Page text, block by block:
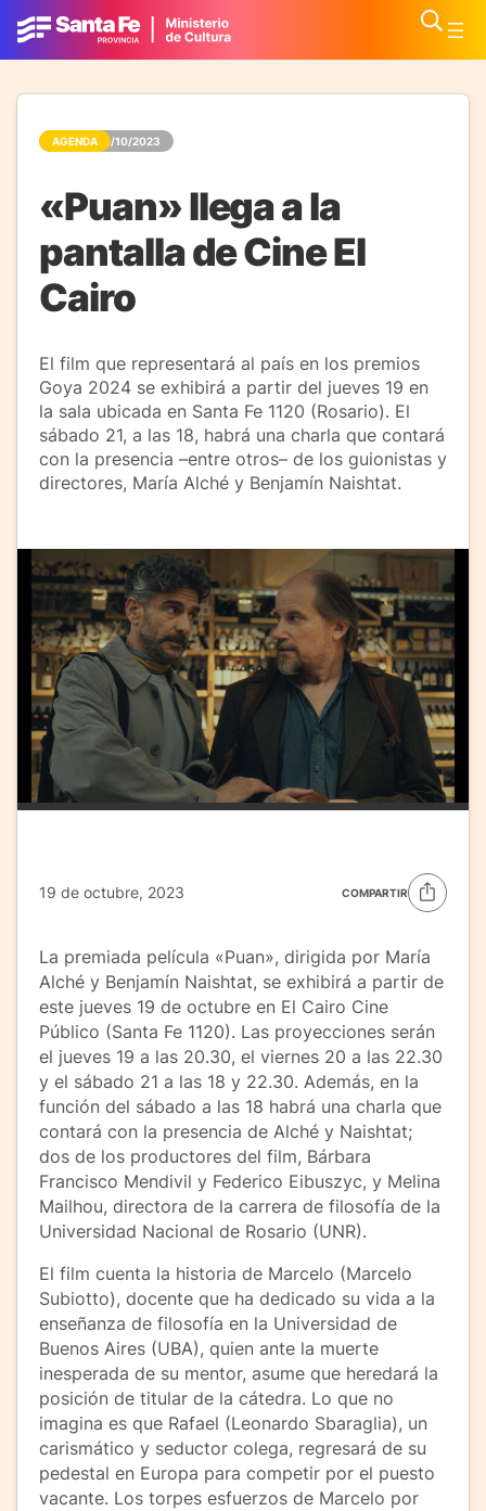
AGENDA 19/10/2023
«Puan» llega a la
pantalla de Cine El
Cairo
El film que representará al país en los premios
Goya 2024 se exhibirá a partir del jueves 19 en
la sala ubicada en Santa Fe 1120 (Rosario). El
sábado 21, a las 18, habrá una charla que contará
con la presencia –entre otros– de los guionistas y
directores, María Alché y Benjamín Naishtat.
19 de octubre, 2023 COMPARTIR
La premiada película «Puan», dirigida por María
Alché y Benjamín Naishtat, se exhibirá a partir de
este jueves 19 de octubre en El Cairo Cine
Público (Santa Fe 1120). Las proyecciones serán
el jueves 19 a las 20.30, el viernes 20 a las 22.30
y el sábado 21 a las 18 y 22.30. Además, en la
función del sábado a las 18 habrá una charla que
contará con la presencia de Alché y Naishtat;
dos de los productores del film, Bárbara
Francisco Mendivil y Federico Eibuszyc, y Melina
Mailhou, directora de la carrera de filosofía de la
Universidad Nacional de Rosario (UNR).
El film cuenta la historia de Marcelo (Marcelo
Subiotto), docente que ha dedicado su vida a la
enseñanza de filosofía en la Universidad de
Buenos Aires (UBA), quien ante la muerte
inesperada de su mentor, asume que heredará la
posición de titular de la cátedra. Lo que no
imagina es que Rafael (Leonardo Sbaraglia), un
carismático y seductor colega, regresará de su
pedestal en Europa para competir por el puesto
vacante. Los torpes esfuerzos de Marcelo por